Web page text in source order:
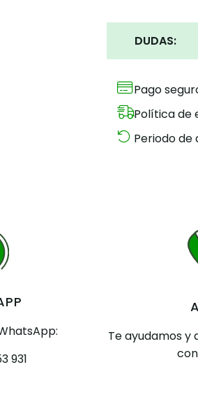
DUDAS:
Pago
Política de
Periodo de
931
Te ayudamos